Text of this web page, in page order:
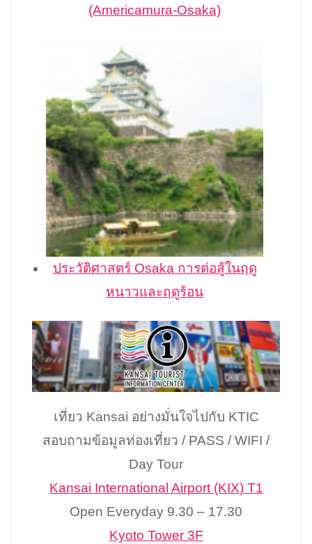
(Americamura-Osaka)
ประวัติศาสตร์ Osaka การต่อสู้ในฤดู
หนาวและฤดูร้อน
เที่ยว Kansai อย่างมั่นใจไปกับ KTIC
สอบถามข้อมูลท่องเที่ยว / PASS / WIFI /
Day Tour
Kansai International Airport (KIX) T1
Open Everyday 9.30 – 17.30
Kyoto Tower 3F